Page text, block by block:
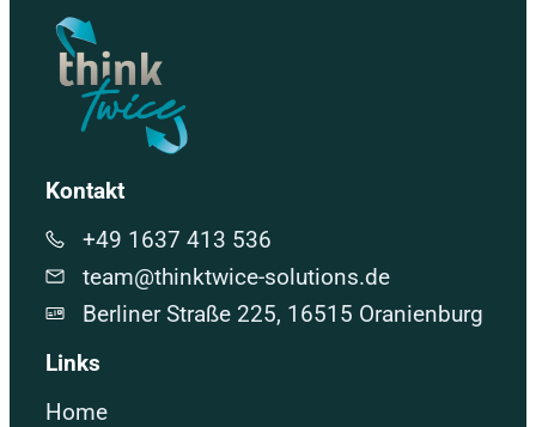
Kontakt
+49 1637 413 536
team@thinktwice-solutions.de
Berliner Straße 225, 16515 Oranienburg
Links
Home